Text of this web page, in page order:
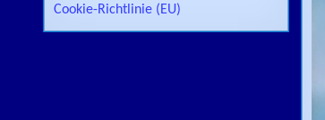
Cookie-Richtlinie (EU)